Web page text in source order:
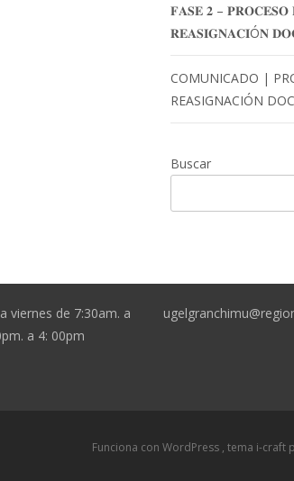
𝐅𝐀𝐒𝐄 𝟐 – 𝐏𝐑𝐎𝐂𝐄𝐒𝐎
𝐑𝐄𝐀𝐒𝐈𝐆𝐍𝐀𝐂𝐈Ó𝐍
COMUNICADO |
REASIGNACIÓN
Buscar
viernes de 7:30am. a
a 4: 00pm
Funciona con WordPress , tema i-craft